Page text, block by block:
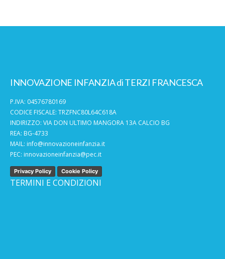
INNOVAZIONE INFANZIA di TERZI FRANCESCA
P.IVA: 04576780169
CODICE FISCALE: TRZFNC80L64C618A
INDIRIZZO: VIA DON ULTIMO MANGORA 13A CALCIO BG
REA: BG-4733
MAIL: info@innovazioneinfanzia.it
PEC: innovazioneinfanzia@pec.it
Privacy Policy Cookie Policy
TERMINI E CONDIZIONI